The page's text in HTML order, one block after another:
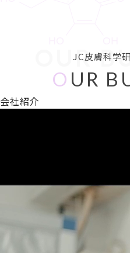
JC皮膚科学
OUR
O UR
会社紹介